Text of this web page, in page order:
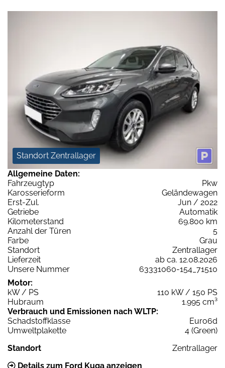
Standort Zentrallager
Allgemeine Daten:
Fahrzeugtyp
Pkw
Karosserieform
Geländewagen
Erst-Zul.
Jun / 2022
Getriebe
Automatik
Kilometerstand
69.800 km
Anzahl der Türen
5
Farbe
Grau
Standort
Zentrallager
Lieferzeit
ab ca. 12.08.2026
Unsere Nummer
63331060-154_71510
Motor:
kW / PS
110 kW / 150 PS
Hubraum
1.995 cm³
Verbrauch und Emissionen nach WLTP:
Schadstoffklasse
Euro6d
Umweltplakette
4 (Green)
Standort
Zentrallager
Details zum Ford Kuga anzeigen